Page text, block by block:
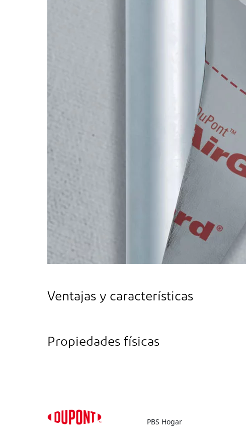
Ventajas y características
Propiedades físicas
PBS Hogar